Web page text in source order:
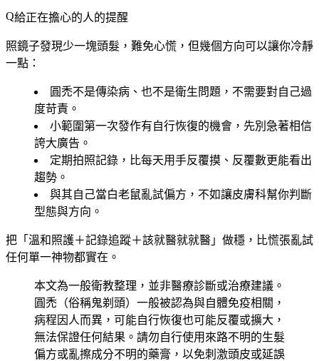
給正在擔心的人的提醒
照鏡子發現少一塊頭髮，難免心慌，但幾個方向可以讓你冷靜
一點：
圓禿不是傳染病、也不是衛生問題，不需要對自己過
度苛責。
小範圍第一次發作有自行恢復的機會，先別急著相信
誇大廣告。
定期拍照記錄，比每天用手反覆摸、反覆數更能看出
趨勢。
與其自己當白老鼠亂試偏方，不如讓皮膚科幫你判斷
型態與方向。
把「溫和照護＋記錄追蹤＋該就醫就就醫」做穩，比慌張亂試
任何單一神物都實在。
本文為一般衛教整理，並非醫療診斷或治療建議。
圓禿（俗稱鬼剃頭）一般被認為與自體免疫相關，
病程因人而異，可能自行恢復也可能反覆或擴大，
無法保證任何結果。請勿自行使用來路不明的生髮
偏方或亂擦成分不明的藥膏，以免刺激頭皮或延誤